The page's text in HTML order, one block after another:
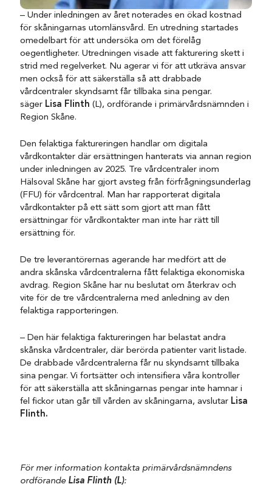
– Under inledningen av året noterades en ökad kostnad
för skåningarnas utomlänsvård. En utredning startades
omedelbart för att undersöka om det förelåg
oegentligheter. Utredningen visade att fakturering skett i
strid med regelverket. Nu agerar vi för att utkräva ansvar
men också för att säkerställa så att drabbade
vårdcentraler skyndsamt får tillbaka sina pengar.
säger Lisa Flinth (L), ordförande i primärvårdsnämnden i
Region Skåne.
Den felaktiga faktureringen handlar om digitala
vårdkontakter där ersättningen hanterats via annan region
under inledningen av 2025. Tre vårdcentraler inom
Hälsoval Skåne har gjort avsteg från förfrågningsunderlag
(FFU) för vårdcentral. Man har rapporterat digitala
vårdkontakter på ett sätt som gjort att man fått
ersättningar för vårdkontakter man inte har rätt till
ersättning för.
De tre leverantörernas agerande har medfört att de
andra skånska vårdcentralerna fått felaktiga ekonomiska
avdrag. Region Skåne har nu beslutat om återkrav och
vite för de tre vårdcentralerna med anledning av den
felaktiga rapporteringen.
– Den här felaktiga faktureringen har belastat andra
skånska vårdcentraler, där berörda patienter varit listade.
De drabbade vårdcentralerna får nu skyndsamt tillbaka
sina pengar. Vi fortsätter och intensifiera våra kontroller
för att säkerställa att skåningarnas pengar inte hamnar i
fel fickor utan går till vården av skåningarna, avslutar Lisa
Flinth.
För mer information kontakta primärvårdsnämndens
ordförande Lisa Flinth (L):